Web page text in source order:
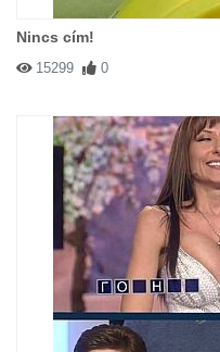
Nincs cím!
15299 0